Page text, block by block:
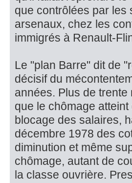
que contrôlées par les
arsenaux, chez les
immigrés à Renault-
Le "plan Barre" dit de
décisif du
années. Plus de
que le chômage
blocage des salaires,
décembre 1978 des
diminution et même
chômage, autant de
la classe ouvrière.